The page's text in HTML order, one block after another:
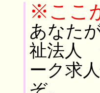
※ここ
あなた
祉法人
ーク求